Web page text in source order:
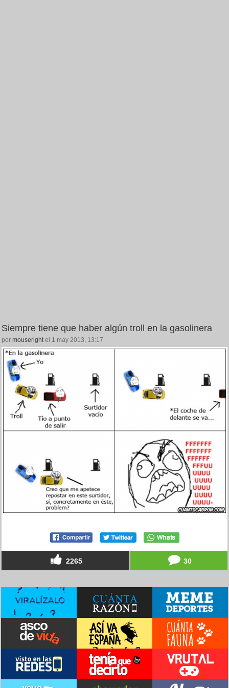
Siempre tiene que haber algún troll en la gasolinera
por mouserightel 1 may 2013, 13:17
2265 30